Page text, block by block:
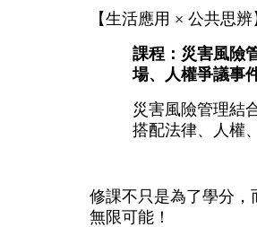
【生活應用 × 公共思辨
課程：災害風險
場、人權爭議事
災害風險管理結
搭配法律、人權
修課不只是為了學分
無限可能！